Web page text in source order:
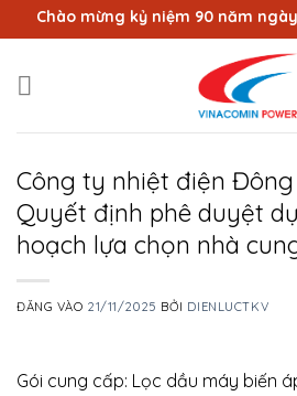
qua
dung
Chào mừng kỷ niệm 90 năm ngày
Công ty nhiệt điện Đông
Quyết định phê duyệt
hoạch lựa chọn nhà
ĐĂNG VÀO 21/11/2025 BỞI DIENLUCTKV
Gói cung cấp: Lọc dầu máy biến